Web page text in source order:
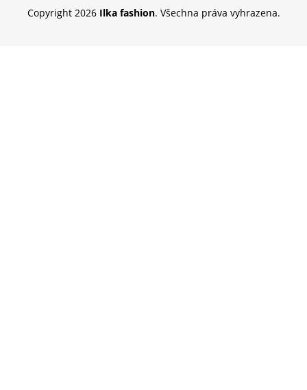
Copyright 2026 Ilka fashion. Všechna práva vyhrazena.